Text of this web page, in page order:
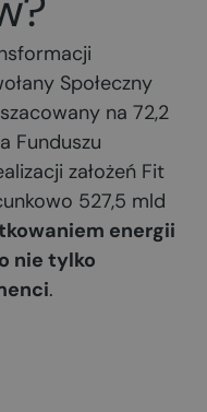
Społeczny
na 72,2
Funduszu
założeń Fit
527,5 mld
energii
nie tylko
.